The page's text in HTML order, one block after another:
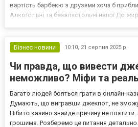
вартість барбекю з друзями хоча б
Алкогольні та безалкогольні напої До
Бізнес новини
10:10, 21 серпня 2025 р.
Чи правда, що вивести
неможливо? Міфи та
Багато людей бояться грати в онлайн-
Думають, що вигравши джекпот, не
Нібито казино знайде причину не платити.
грошима. Розберемо це питання